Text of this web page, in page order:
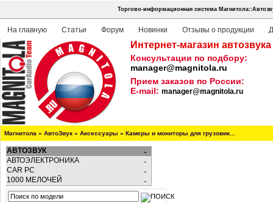
Торгово-информационная система
На главную Статьи Форум Новинки Отзывы о продукции
Интернет-магазин
Консультации по подбору:
manager@magnitola.ru
Прием заказов по России:
E-mail: manager@magnitola.ru
Магнитола » АвтоЗвук » Аксессуары » Камеры и мониторы для грузовик...
АВТОЗВУК
АВТОЭЛЕКТРОНИКА
CAR PC
1000 МЕЛОЧЕЙ